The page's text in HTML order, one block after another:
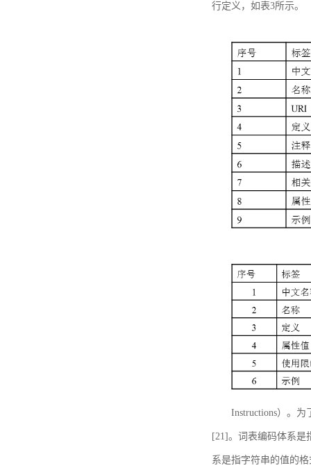
行定义，如表3所示。
Instructions）。
[21]。词表编码体系是
系是指字符串的值的